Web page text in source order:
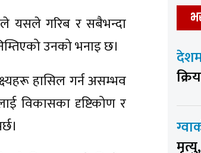
यसले गरिब र सबैभन्दा
उनको भनाइ छ।
हासिल गर्न असम्भव
विकासका दृष्टिकोण र